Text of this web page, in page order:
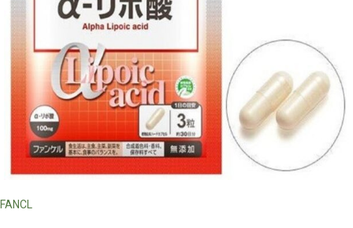
FANCL